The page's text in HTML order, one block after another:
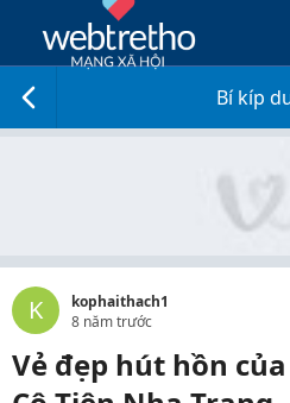
Bí kíp
K
kophaithach1
8 năm trước
Vẻ đẹp hút hồn